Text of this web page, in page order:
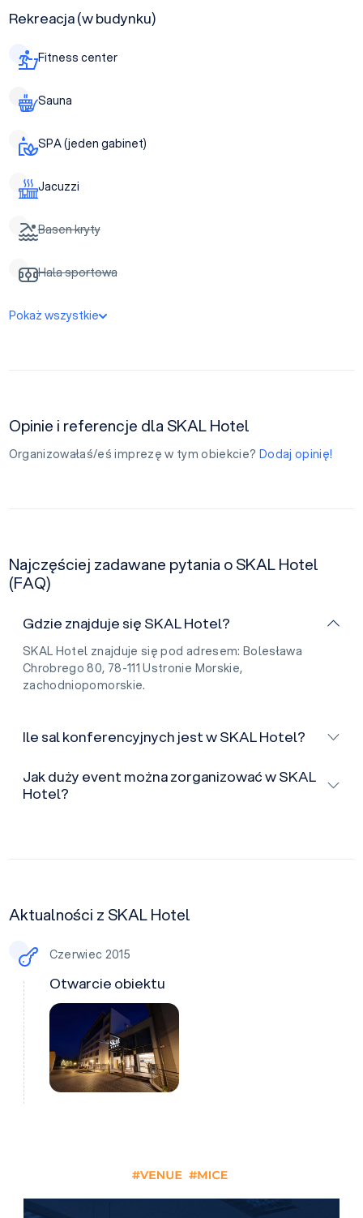
Rekreacja (w budynku)
Fitness center
Sauna
SPA (jeden gabinet)
Jacuzzi
Basen kryty
Hala sportowa
Pokaż wszystkie
Opinie i referencje dla SKAL Hotel
Organizowałaś/eś imprezę w tym obiekcie? Dodaj opinię!
Najczęściej zadawane pytania o SKAL Hotel
(FAQ)
Gdzie znajduje się SKAL Hotel?
SKAL Hotel znajduje się pod adresem: Bolesława
Chrobrego 80, 78-111 Ustronie Morskie,
zachodniopomorskie.
Ile sal konferencyjnych jest w SKAL Hotel?
Jak duży event można zorganizować w SKAL
Hotel?
Aktualności z SKAL Hotel
Czerwiec 2015
Otwarcie obiektu